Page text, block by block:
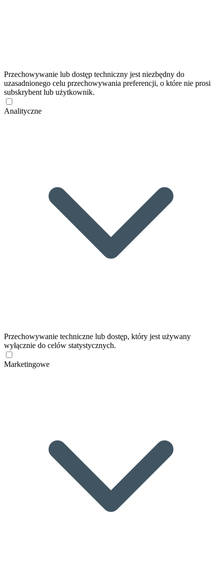
Przechowywanie lub dostęp techniczny jest niezbędny do
uzasadnionego celu przechowywania preferencji, o które nie prosi
subskrybent lub użytkownik.
Analityczne
Przechowywanie techniczne lub dostęp, który jest używany
wyłącznie do celów statystycznych.
Marketingowe